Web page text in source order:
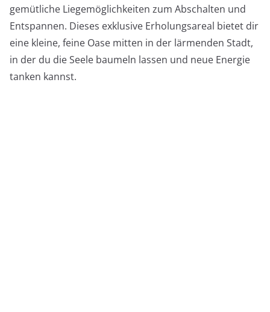
gemütliche Liegemöglichkeiten zum Abschalten und
Entspannen. Dieses exklusive Erholungsareal bietet dir
eine kleine, feine Oase mitten in der lärmenden Stadt,
in der du die Seele baumeln lassen und neue Energie
tanken kannst.